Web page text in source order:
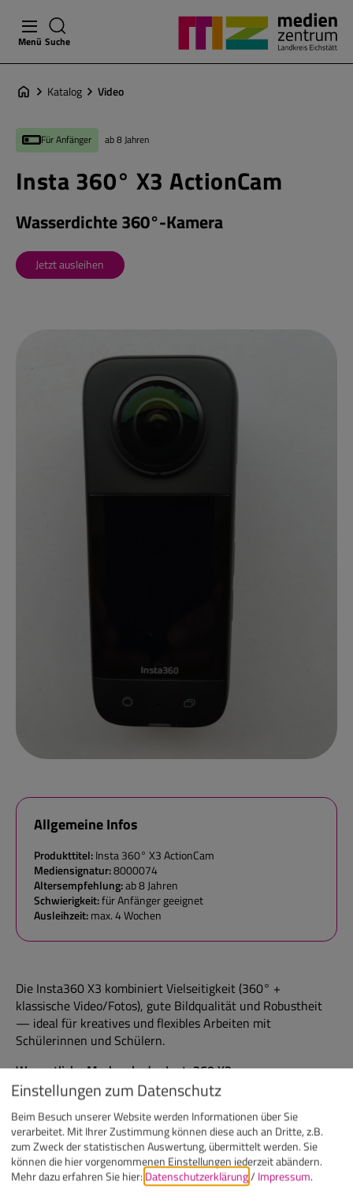
Menü Suche
Video
Katalog
Für Anfänger ab 8 Jahren
Insta 360° X3 ActionCam
Wasserdichte 360°-Kamera
Jetzt ausleihen
Allgemeine Infos
Produkttitel: Insta 360° X3 ActionCam
Mediensignatur:8000074
Altersempfehlung:ab 8 Jahren
Schwierigkeit:für Anfänger geeignet
Ausleihzeit: max. 4 Wochen
Die Insta360 X3 kombiniert Vielseitigkeit (360° +
klassische Video/Fotos), gute Bildqualität und Robustheit
— ideal für kreatives und flexibles Arbeiten mit
Schülerinnen und Schülern.
Wesentliche Merkmale der Insta360 X3
Aufnahme von360°-Videos in 5,7
Aufnahme von klassischen4K-Videossowie
Fotoaufnahmen bis72 Megapixel
moderneBildstabilisierung
wasserdicht bis ca. 10 m
Praktische Features: Touchscreen-Bedienung, viele
Einstellungen zum Datenschutz
Beim Besuch unserer Website werden Informationen über Sie
verarbeitet. Mit Ihrer Zustimmung können diese auch an Dritte, z.B.
zum Zweck der statistischen Auswertung, übermittelt werden. Sie
können die hier vorgenommenen Einstellungen jederzeit abändern.
Mehr dazu erfahren Sie hier:Datenschutzerklärung/Impressum.